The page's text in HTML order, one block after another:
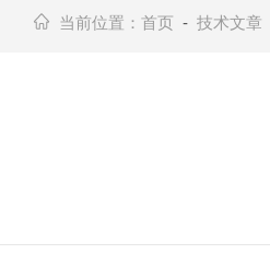
当前位置： 首页 - 技术文章